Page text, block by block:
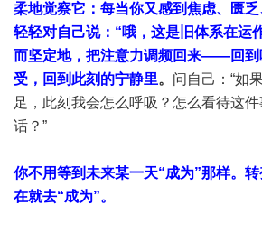
柔地觉察它：每当你又感到焦虑、匮
轻轻对自己说：“哦，这是旧体系在运
而坚定地，把注意力调频回来——回到
受，回到此刻的宁静里。 问自己：“如
足，此刻我会怎么呼吸？怎么看待这
话？”
你不用等到未来某一天“成为”那样。
在就去“成为”。